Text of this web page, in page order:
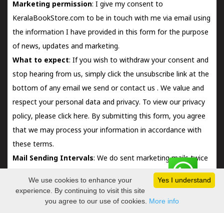
Marketing permission: I give my consent to
KeralaBookStore.com to be in touch with me via email using
the information I have provided in this form for the purpose
of news, updates and marketing.
What to expect: If you wish to withdraw your consent and
stop hearing from us, simply click the unsubscribe link at the
bottom of any email we send orcontact us . We value and
respect your personal data and privacy. To view our privacy
policy, please click here. By submitting this form, you agree
that we may process your information in accordance with
these terms.
Mail Sending Intervals: We do sent marketing mails twice
a month, and if there are any special occasions. No more
than 4 mails in a month will reach your inbox.
Yes I understand
We use cookies to enhance your
experience. By continuing to visit this site
you agree to our use of cookies. More info